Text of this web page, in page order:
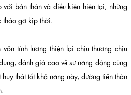
với bản thân và điều kiện hiện tại, những
tháo gỡ kịp thời.
vốn tính lương thiện lại chịu thương chịu
đánh giá cao về sự năng động cũng
thật tốt khả năng này, đường tiến thân